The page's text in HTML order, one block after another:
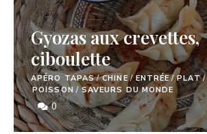
Gyozas aux crevettes,
ciboulette
APÉRO TAPAS/CHINE/ENTRÉE/PLAT/
POISSON /SAVEURS DU MONDE
0